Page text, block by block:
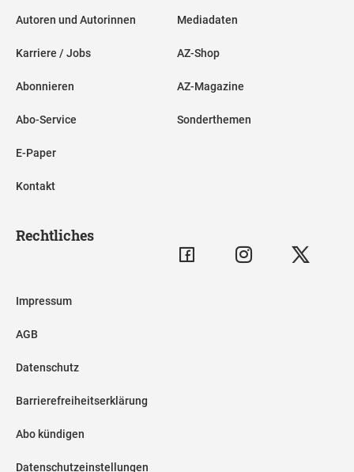
Autoren und Autorinnen
Karriere / Jobs
Abonnieren
Abo-Service
E-Paper
Kontakt
Mediadaten
AZ-Shop
AZ-Magazine
Sonderthemen
Rechtliches
Impressum
AGB
Datenschutz
Barrierefreiheitserklärung
Abo kündigen
Datenschutzeinstellungen